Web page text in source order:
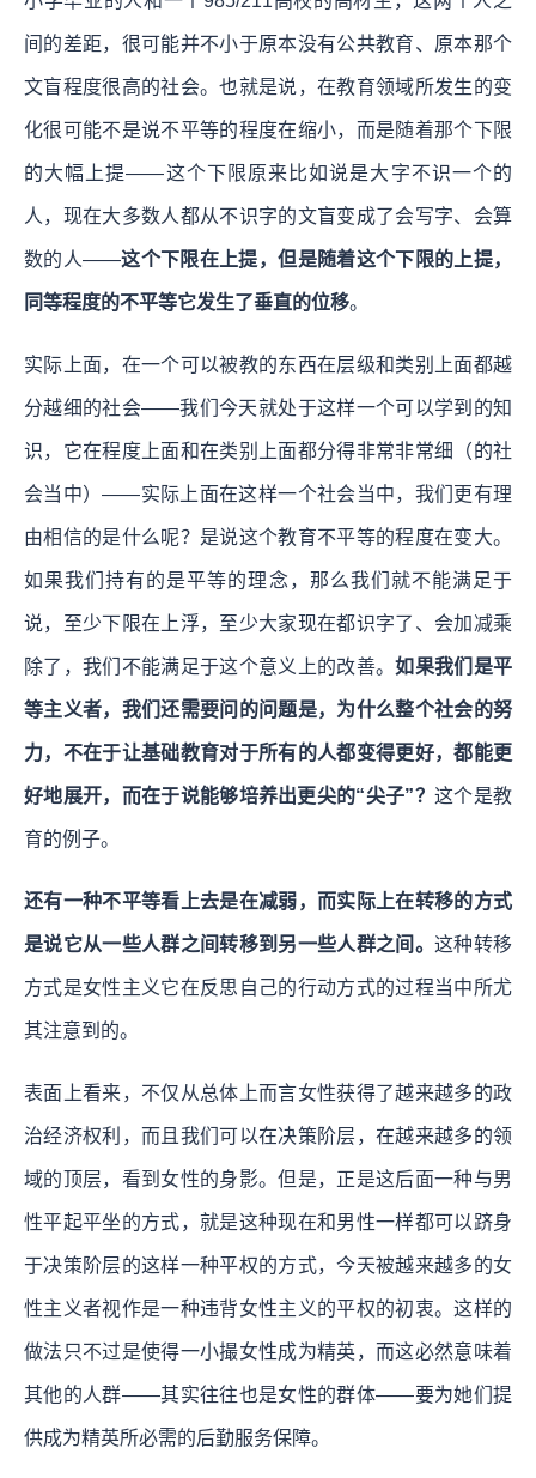
间的差距，很可能并不小于原本没有公共教育、原本那个
文盲程度很高的社会。也就是说，在教育领域所发生的变
化很可能不是说不平等的程度在缩小，而是随着那个下限
的大幅上提——这个下限原来比如说是大字不识一个的
人，现在大多数人都从不识字的文盲变成了会写字、会算
数的人——这个下限在上提，但是随着这个下限的上提，
同等程度的不平等它发生了垂直的位移。
实际上面，在一个可以被教的东西在层级和类别上面都越
分越细的社会——我们今天就处于这样一个可以学到的知
识，它在程度上面和在类别上面都分得非常非常细（的社
会当中）——实际上面在这样一个社会当中，我们更有理
由相信的是什么呢？是说这个教育不平等的程度在变大。
如果我们持有的是平等的理念，那么我们就不能满足于
说，至少下限在上浮，至少大家现在都识字了、会加减乘
除了，我们不能满足于这个意义上的改善。如果我们是平
等主义者，我们还需要问的问题是，为什么整个社会的努
力，不在于让基础教育对于所有的人都变得更好，都能更
好地展开，而在于说能够培养出更尖的“尖子”？这个是教
育的例子。
还有一种不平等看上去是在减弱，而实际上在转移的方式
是说它从一些人群之间转移到另一些人群之间。 这种转移
方式是女性主义它在反思自己的行动方式的过程当中所尤
其注意到的。
表面上看来，不仅从总体上而言女性获得了越来越多的政
治经济权利，而且我们可以在决策阶层，在越来越多的领
域的顶层，看到女性的身影。但是，正是这后面一种与男
性平起平坐的方式，就是这种现在和男性一样都可以跻身
于决策阶层的这样一种平权的方式，今天被越来越多的女
性主义者视作是一种违背女性主义的平权的初衷。这样的
做法只不过是使得一小撮女性成为精英，而这必然意味着
其他的人群——其实往往也是女性的群体——要为她们提
供成为精英所必需的后勤服务保障。